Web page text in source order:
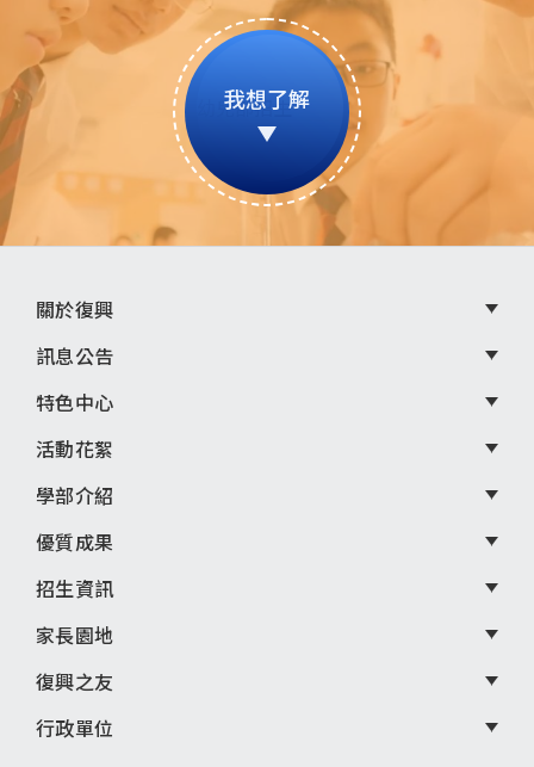
我想了解
頁
尾
選
單
關於復興
訊息公告
特色中心
活動花絮
學部介紹
優質成果
招生資訊
家長園地
復興之友
行政單位